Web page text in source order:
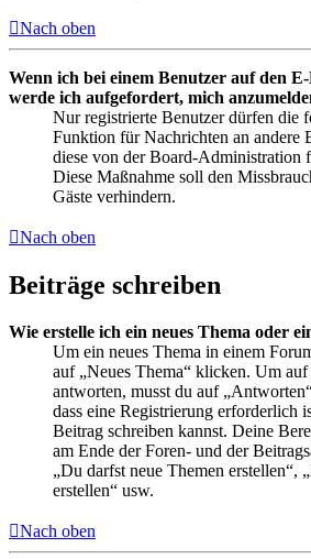
Nach oben
Wenn ich bei einem Benutzer auf den
werde ich aufgefordert, mich
Nur registrierte Benutzer dürfen die
Funktion für Nachrichten an andere
diese von der Board-Administration
Diese Maßnahme soll den
Gäste verhindern.
Nach oben
Beiträge schreiben
Wie erstelle ich ein neues Thema oder
Um ein neues Thema in einem
auf „Neues Thema“ klicken. Um
antworten, musst du auf
dass eine Registrierung erforderlich
Beitrag schreiben kannst. Deine
am Ende der Foren- und der
„Du darfst neue Themen erstellen“,
erstellen“ usw.
Nach oben